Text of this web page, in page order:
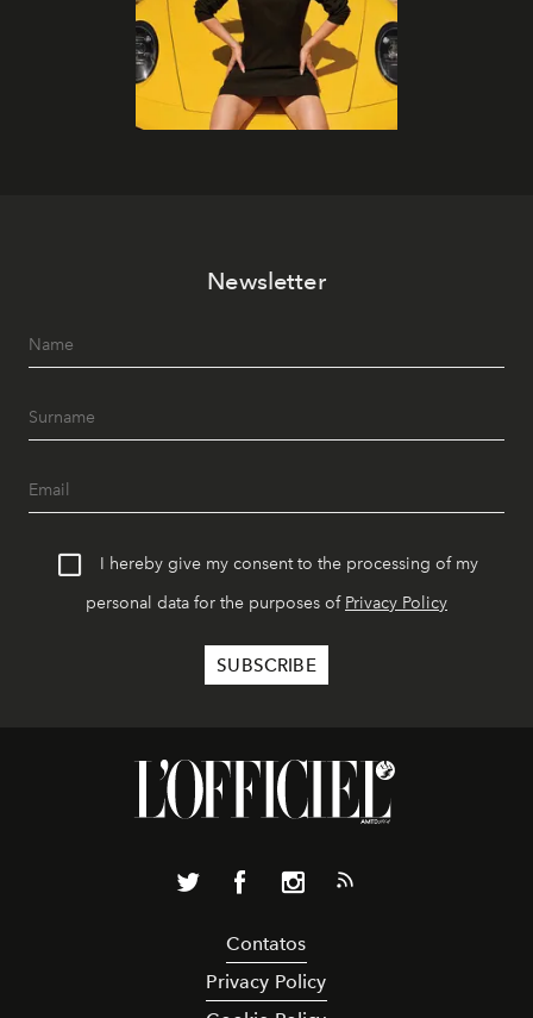
Newsletter
I hereby give my consent to the processing of my
personal data for the purposes of Privacy Policy
Contatos
Privacy Policy